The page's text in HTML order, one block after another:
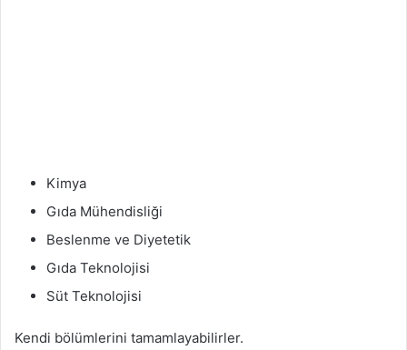
Kimya
Gıda Mühendisliği
Beslenme ve Diyetetik
Gıda Teknolojisi
Süt Teknolojisi
Kendi bölümlerini tamamlayabilirler.